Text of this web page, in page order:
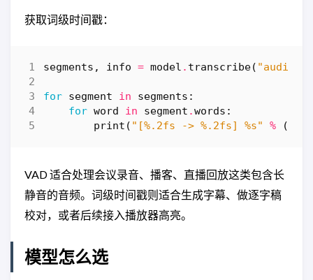
获取词级时间戳：
segments , info = model . transcribe(
for segment in segments :
for word in segment .words :
print ( "[%.2fs -> %.2fs] %s" % (
VAD 适合处理会议录音、播客、直播回放这类包含长
静音的音频。词级时间戳则适合生成字幕、做逐字稿
校对，或者后续接入播放器高亮。
模型怎么选